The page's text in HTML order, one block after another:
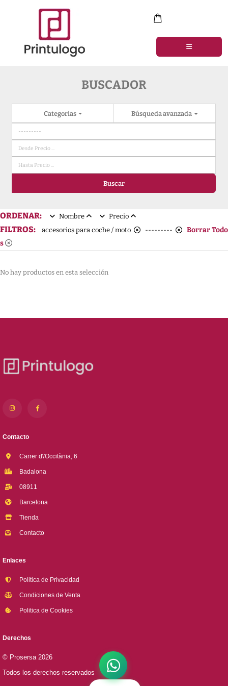
BUSCADOR
Categorias Búsqueda avanzada
Buscar
ORDENAR: Nombre Precio
FILTROS: accesorios para coche / moto ---------
Borrar Todo
s
No hay productos en esta selección
Contacto
Carrer d\'Occitània, 6
Badalona
08911
Barcelona
Tienda
Contacto
Enlaces
Politica de Privacidad
Condiciones de Venta
Politica de Cookies
Derechos
© Prosersa 2026
Todos los derechos reservados